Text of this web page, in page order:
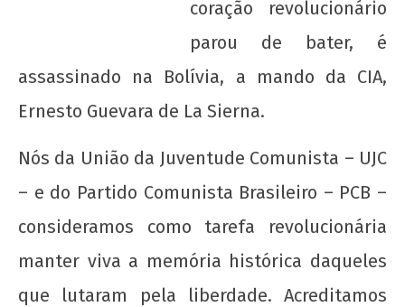
NOW VIEWING
Mostra Che Guevara
16 de
de 2012
admin
coração revolucionário
parou de bater, é
assassinado na Bolívia, a mando da CIA,
Ernesto Guevara de La Sierna.
Nós da União da Juventude Comunista – UJC
– e do Partido Comunista Brasileiro – PCB –
consideramos como tarefa revolucionária
manter viva a memória histórica daqueles
que lutaram pela liberdade. Acreditamos